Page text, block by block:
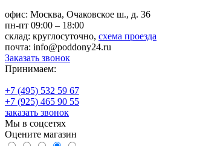
офис: Москва, Очаковское ш., д. 36
пн-пт 09:00 – 18:00
склад: круглосуточно, схема проезда
почта: info@poddony24.ru
Заказать звонок
Принимаем:
+7 (495) 532 59 67
+7 (925) 465 90 55
заказать звонок
Мы в соцсетях
Оцените магазин